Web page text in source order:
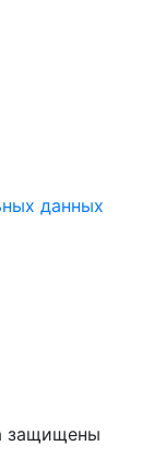
данных
защищены